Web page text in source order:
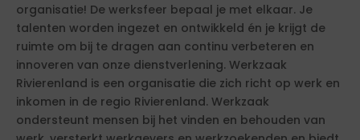
organisatie! De werksfeer bepaal je met elkaar. Je
talenten worden ingezet en ontwikkeld én je krijgt de
ruimte om bij te dragen aan continu verbeteren en
innoveren van onze dienstverlening. Werkzaak
Rivierenland is een organisatie die zich richt op werk en
inkomen in de regio Rivierenland. Werkzaak
ondersteunt mensen bij het vinden en behouden van